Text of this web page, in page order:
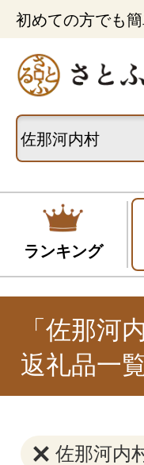
初めての方でも
ランキング
「佐那河
返礼品一
佐那河内